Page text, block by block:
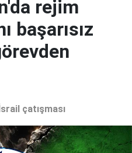
rejim
başarısız
çatışması